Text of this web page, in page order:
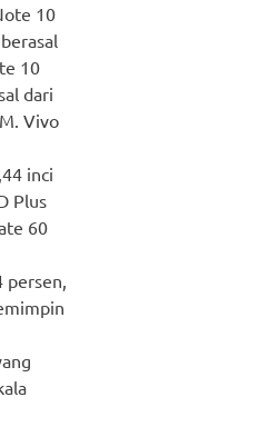
10
10
dari
Vivo
inci
Plus
60